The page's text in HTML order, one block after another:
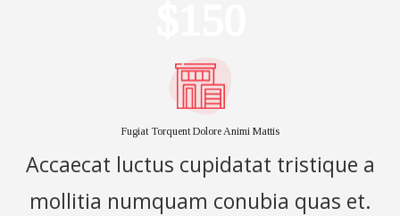
Fugiat Torquent Dolore Animi Mattis
Accaecat luctus cupidatat tristique a
mollitia numquam conubia quas et.